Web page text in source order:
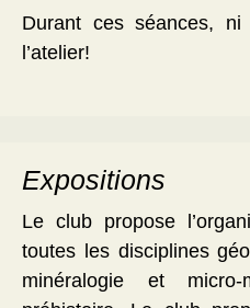
Durant ces séances,
l’atelier!
Expositions
Le club propose
toutes les disciplines
minéralogie et